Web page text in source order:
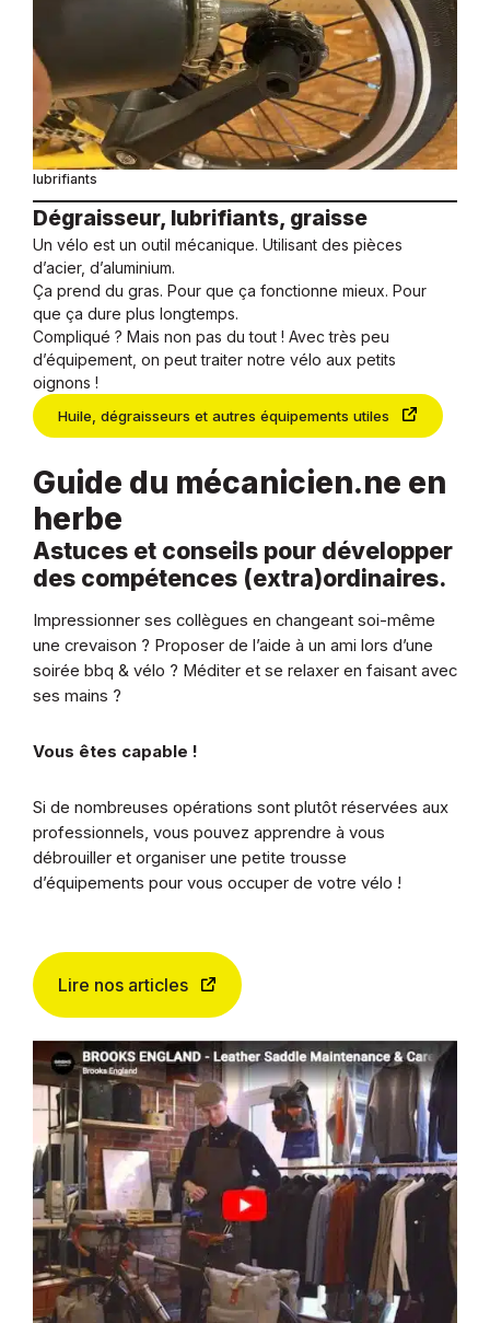
lubrifiants
Dégraisseur, lubrifiants, graisse
Un vélo est un outil mécanique. Utilisant des pièces
d’acier, d’aluminium.
Ça prend du gras. Pour que ça fonctionne mieux. Pour
que ça dure plus longtemps.
Compliqué ? Mais non pas du tout ! Avec très peu
d’équipement, on peut traiter notre vélo aux petits
oignons !
Huile, dégraisseurs et autres équipements utiles
Guide du mécanicien.ne en
herbe
Astuces et conseils pour développer
des compétences (extra)ordinaires.
Impressionner ses collègues en changeant soi-même
une crevaison ? Proposer de l’aide à un ami lors d’une
soirée bbq & vélo ? Méditer et se relaxer en faisant avec
ses mains ?
Vous êtes capable !
Si de nombreuses opérations sont plutôt réservées aux
professionnels, vous pouvez apprendre à vous
débrouiller et organiser une petite trousse
d’équipements pour vous occuper de votre vélo !
Lire nos articles